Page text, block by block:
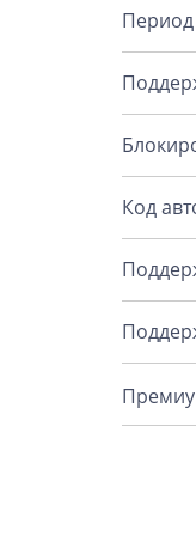
Период
Код